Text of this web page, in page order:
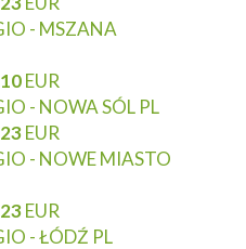
- MSZANA
EUR
- NOWA SÓL PL
EUR
- NOWE MIASTO
EUR
- ŁÓDŹ PL